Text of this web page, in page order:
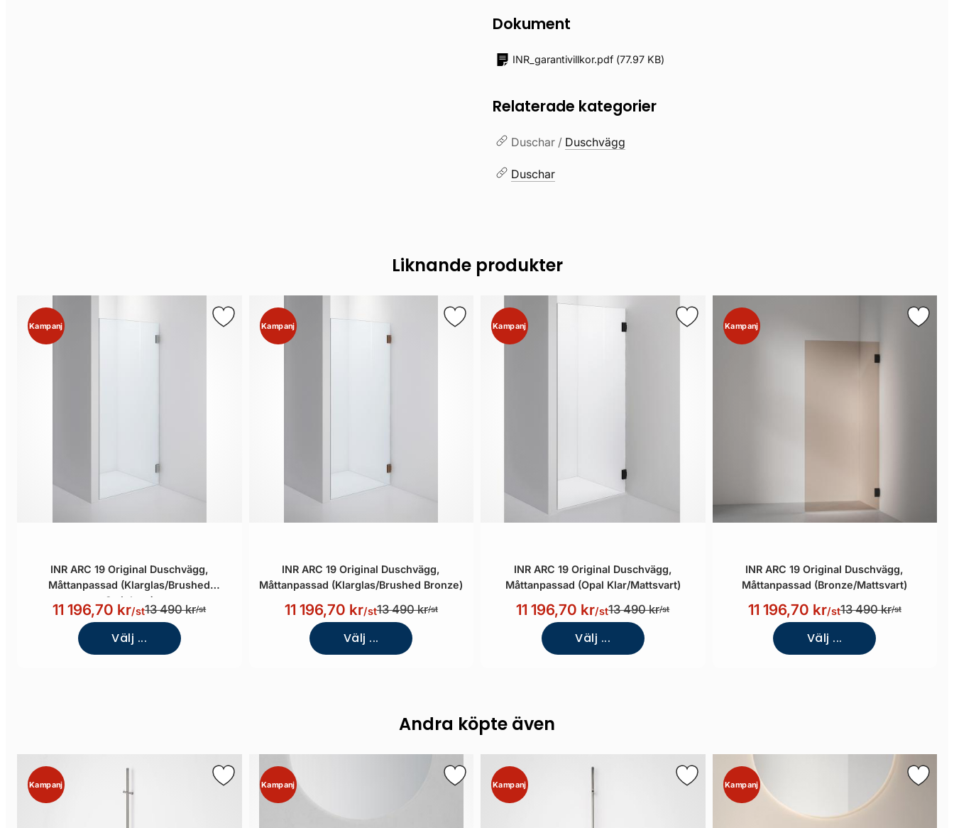
Dokument
INR_garantivillkor.pdf (77.97 KB)
Relaterade kategorier
Duschar / Duschvägg
Duschar
Liknande produkter
Kampanj
INR ARC 19 Original Duschvägg,
Måttanpassad (Klarglas/Brushed
Stainless)
11 196,70 kr/st13 490 kr/st
Välj ...
Kampanj
INR ARC 19 Original Duschvägg,
Måttanpassad (Klarglas/Brushed Bronze)
11 196,70 kr/st13 490 kr/st
Välj ...
Kampanj
INR ARC 19 Original Duschvägg,
Måttanpassad (Opal Klar/Mattsvart)
11 196,70 kr/st13 490 kr/st
Välj ...
Kampanj
INR ARC 19 Original Duschvägg,
Måttanpassad (Bronze/Mattsvart)
11 196,70 kr/st13 490 kr/st
Välj ...
Andra köpte även
Kampanj Kampanj Kampanj Kampanj